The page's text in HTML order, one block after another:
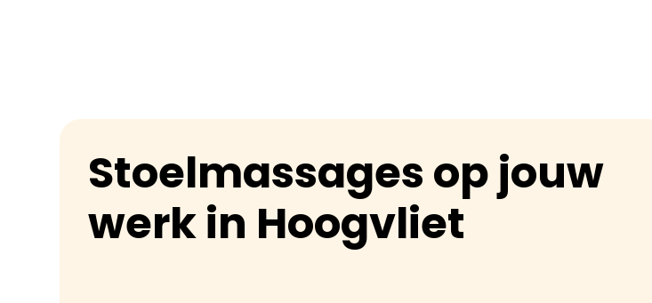
Stoelmassages op jouw
werk in Hoogvliet